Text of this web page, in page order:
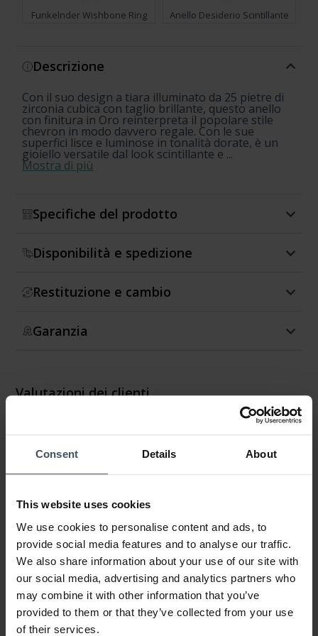
Consent Details About
This website uses cookies
We use cookies to personalise content and ads, to
provide social media features and to analyse our traffic.
We also share information about your use of our site with
our social media, advertising and analytics partners who
may combine it with other information that you’ve
provided to them or that they’ve collected from your use
of their services.
Funkelnder Wishbone Ring Anello Desiderio Scintillante
Descrizione
Con il suo design a tiara illuminato da 25 pietre di
zirconia cubica con taglio brillante, questo anello
con finitura in Oro reinterpreta il popolare stile
chevron in modo davvero regale. Con le sue
superfici lisce e luminose in tonalità dorate, è un
gioiello versatile dal look scintillante e ...
Mostra di più
Specifiche del prodotto
Disponibilità e spedizione
Restituzione e cambio
Garanzia
Valutazioni dei clienti
13 Valutazioni 4.8
62%
0%
0%
0%
Wunderschön
Review by Lu venerdì, 16 agosto 2024
DESIGN